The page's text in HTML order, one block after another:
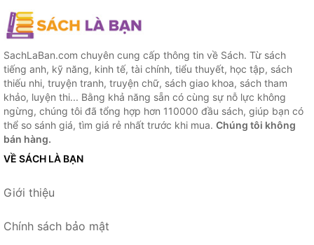
SachLaBan.com chuyên cung cấp thông tin về Sách. Từ sách
tiếng anh, kỹ năng, kinh tế, tài chính, tiểu thuyết, học tập, sách
thiếu nhi, truyện tranh, truyện chữ, sách giao khoa, sách tham
khảo, luyện thi... Bằng khả năng sẵn có cùng sự nỗ lực không
ngừng, chúng tôi đã tổng hợp hơn 110000 đầu sách, giúp bạn có
thể so sánh giá, tìm giá rẻ nhất trước khi mua. Chúng tôi không
bán hàng.
VỀ SÁCH LÀ BẠN
Giới thiệu
Chính sách bảo mật